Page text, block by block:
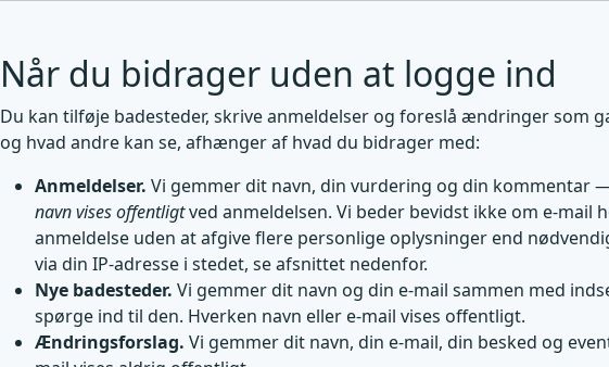
Når du bidrager uden at logge ind
Du kan tilføje badesteder, skrive anmeldelser og foreslå ændringer som
og hvad andre kan se, afhænger af hvad du bidrager med:
Anmeldelser. Vi gemmer dit navn, din vurdering og din kommentar
navn vises offentligtved anmeldelsen. Vi beder bevidst ikke om e-mail
anmeldelse uden at afgive flere personlige oplysninger end
via din IP-adresse i stedet, se afsnittet nedenfor.
Nye badesteder. Vi gemmer dit navn og din e-mail sammen med
spørge ind til den. Hverken navn eller e-mail vises offentligt.
Ændringsforslag. Vi gemmer dit navn, din e-mail, din besked og